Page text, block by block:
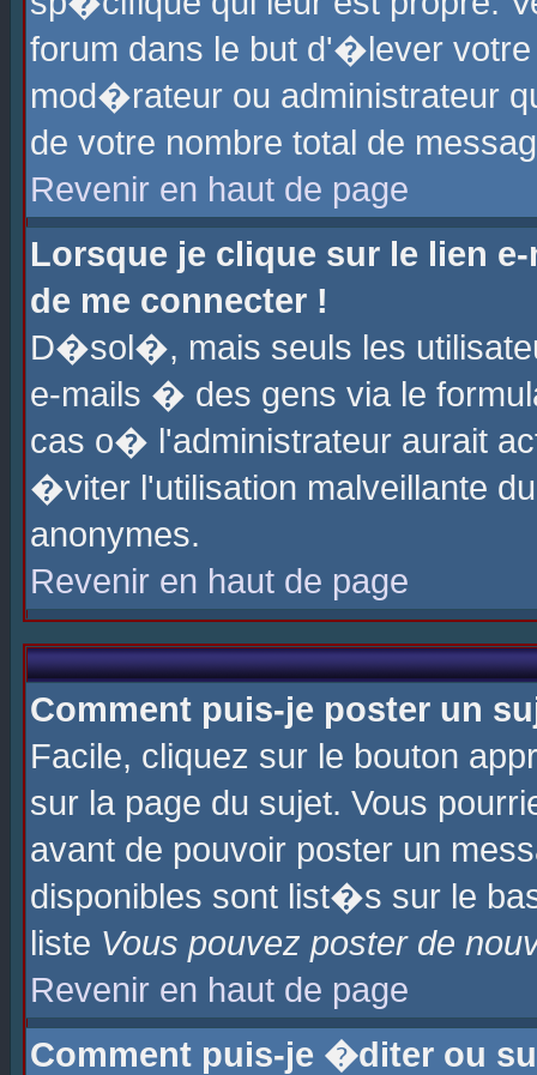
forum dans le but d'�lever
mod�rateur ou administrateur
de votre nombre total de
Revenir en haut de page
Lorsque je clique sur le lien
de me connecter !
D�sol�, mais seuls les
e-mails � des gens via le
cas o� l'administrateur aurait
�viter l'utilisation malveillante
anonymes.
Revenir en haut de page
Comment puis-je poster un
Facile, cliquez sur le bouton
sur la page du sujet. Vous
avant de pouvoir poster un
disponibles sont list�s sur le
liste Vous pouvez poster de
Revenir en haut de page
Comment puis-je �diter ou